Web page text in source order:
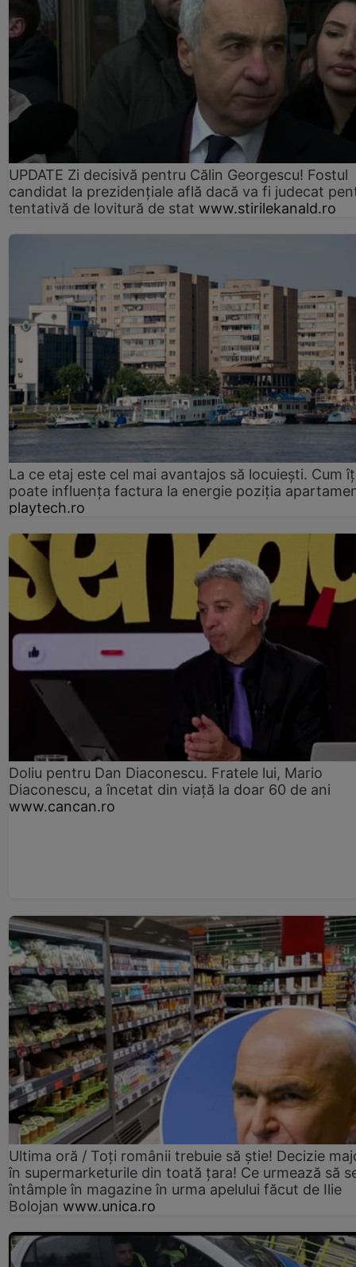
UPDATE Zi decisivă pentru Călin Georgescu! Fostul
candidat la prezidențiale află dacă va fi judecat
tentativă de lovitură de stat www.stirilekanald.ro
La ce etaj este cel mai avantajos să locuiești. Cum
poate influența factura la energie poziția
playtech.ro
Doliu pentru Dan Diaconescu. Fratele lui, Mario
Diaconescu, a încetat din viață la doar 60 de ani
www.cancan.ro
Ultima oră / Toți românii trebuie să știe! Decizie
în supermarketurile din toată țara! Ce urmează să
întâmple în magazine în urma apelului făcut de Ilie
Bolojan www.unica.ro